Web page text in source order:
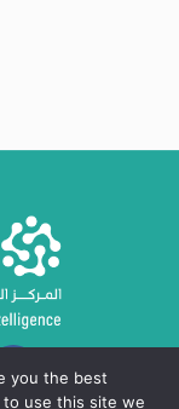
you the best
use this site we